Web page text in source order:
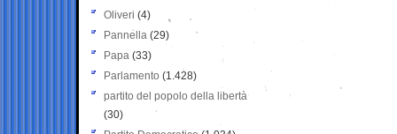
Oliveri (4)
Pannella (29)
Papa (33)
Parlamento (1.428)
partito del popolo della libertà
(30)